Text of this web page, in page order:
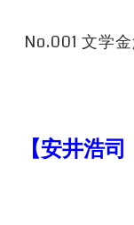
No.001 文学
【安井浩